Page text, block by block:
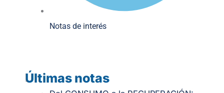
Notas de interés
Últimas notas
.